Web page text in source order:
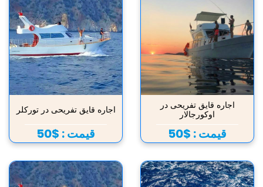
اجاره قایق تفریحی در
اوکورجالار
قیمت : $50
اجاره قایق تفریحی در تورکلر
قیمت : $50